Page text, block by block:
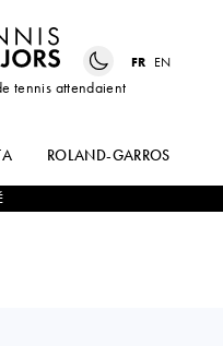
tennis attendaient
FR EN
ROLAND-GARROS